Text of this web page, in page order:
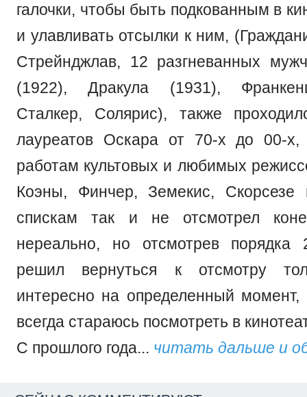
галочки, чтобы быть подкованным в
и улавливать отсылки к ним,
Стрейнджлав, 12 разгневанных
(1922), Дракула (1931),
Сталкер, Солярис), также
лауреатов Оскара от 70-х до 00-
работам культовых и любимых
Коэны, Финчер, Земекис,
спискам так и не отсмотрел
нереально, но отсмотрев порядка
решил вернуться к отсмотру
интересно на определенный
всегда стараюсь посмотреть в
С прошлого года... читать дальше и